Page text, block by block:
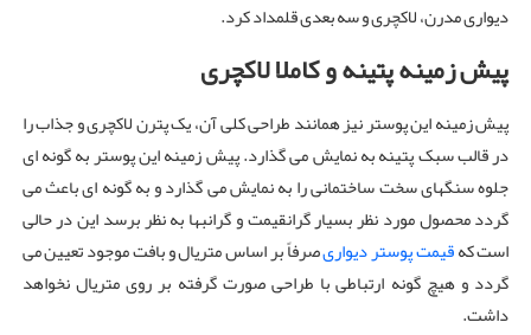
دیواری مدرن، لاکچری و سه‌ بعدی قلمداد کرد.
پیش زمینه پتینه و کاملا لاکچری
پیش زمینه این پوستر نیز همانند طراحی کلی آن، یک پترن لاکچری و جذاب را
در قالب سبک پتینه به نمایش می گذارد. پیش زمینه این پوستر به گونه ای
جلوه سنگهای سخت ساختمانی را به نمایش می گذارد و به گونه ای باعث می
گردد محصول مورد نظر بسیار گرانقیمت و گرانبها به نظر برسد این در حالی
است کهقیمت پوستر دیواریصرفاً بر اساس متریال و بافت موجود تعیین می
گردد و هیچ گونه ارتباطی با طراحی صورت گرفته بر روی متریال نخواهد
داشت.